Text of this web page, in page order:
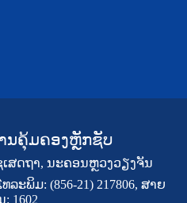
ນຄຸ້ມຄອງຫຼັກຊັບ
ເສດຖາ, ນະຄອນຫຼວງວຽງຈັນ
ລະພິມ: (856-21) 217806, ສາຍ
: 1602